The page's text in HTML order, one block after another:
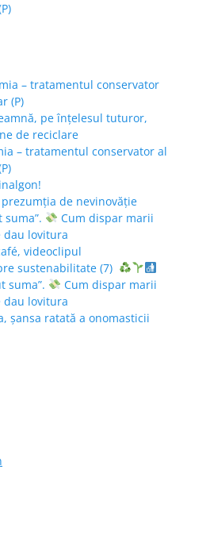
– tratamentul conservator
(P)
pe înțelesul tuturor,
de reciclare
– tratamentul conservator al
de nevinovăție
suma”.
Cum dispar marii
dau lovitura
videoclipul
sustenabilitate (7)
suma”.
Cum dispar marii
dau lovitura
șansa ratată a onomasticii